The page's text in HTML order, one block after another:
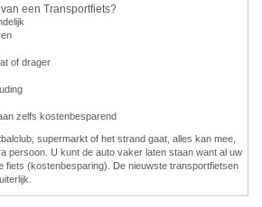
een Transportfiets?
of drager
zelfs kostenbesparend
supermarkt of het strand gaat, alles kan mee,
persoon. U kunt de auto vaker laten staan want al uw
fiets (kostenbesparing). De nieuwste transportfietsen